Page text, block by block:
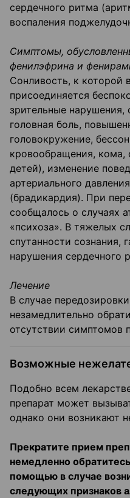
сердечного ритма
воспаления
Симптомы,
фенилэфрина и
Сонливость, к которой
присоединяется
зрительные нарушения,
головная боль,
головокружение,
кровообращения, кома,
детей), изменение
артериального
(брадикардия). При
сообщалось о случаях
«психоза». В тяжелых
спутанности сознания,
нарушения сердечного
Лечение
В случае
незамедлительно
отсутствии симптомов
Возможные
Подобно всем
препарат может
однако они возникают
Прекратите прием
немедленно
помощью в случае
следующих признаков